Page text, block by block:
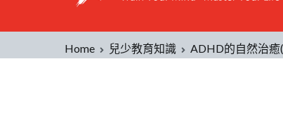
Home 兒少教育知識 ADHD的自然治癒